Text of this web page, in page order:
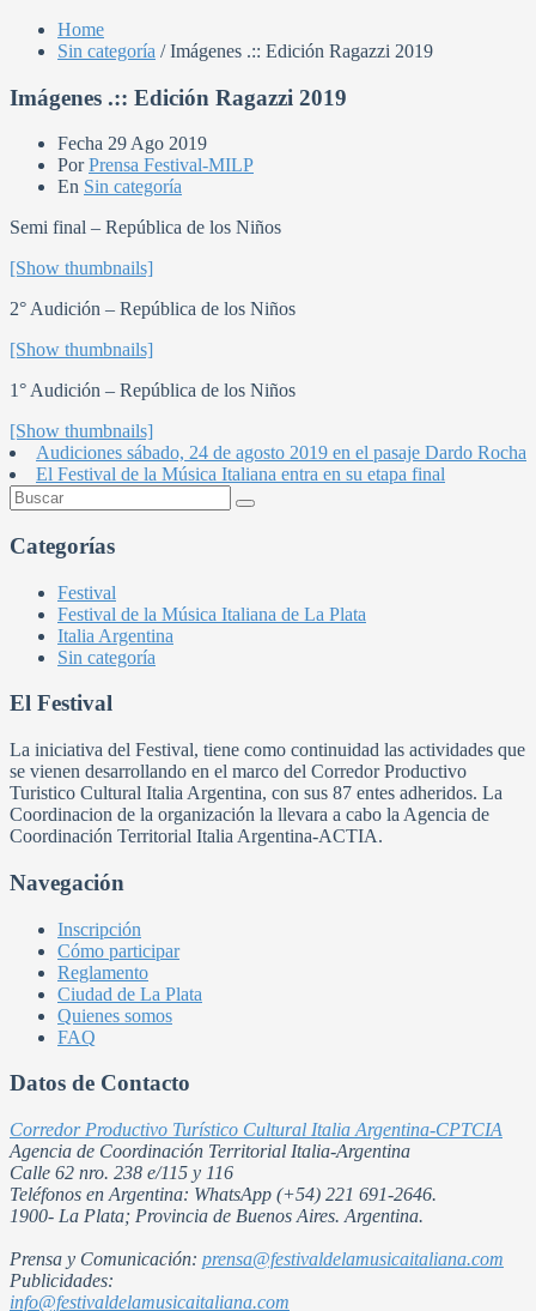
Home
Sin categoría /Imágenes .:: Edición Ragazzi 2019
Imágenes .:: Edición Ragazzi 2019
Fecha 29 Ago 2019
PorPrensa Festival-MILP
En Sin categoría
Semi final – República de los Niños
[Show thumbnails]
2° Audición – República de los Niños
[Show thumbnails]
1° Audición – República de los Niños
[Show thumbnails]
Audiciones sábado, 24 de agosto 2019 en el pasaje Dardo Rocha
El Festival de la Música Italiana entra en su etapa final
Categorías
Festival
Festival de la Música Italiana de La Plata
Italia Argentina
Sin categoría
El Festival
La iniciativa del Festival, tiene como continuidad las actividades que
se vienen desarrollando en el marco del Corredor Productivo
Turistico Cultural Italia Argentina, con sus 87 entes adheridos. La
Coordinacion de la organización la llevara a cabo la Agencia de
Coordinación Territorial Italia Argentina-ACTIA.
Navegación
Inscripción
Cómo participar
Reglamento
Ciudad de La Plata
Quienes somos
FAQ
Datos de Contacto
Corredor Productivo Turístico Cultural Italia Argentina-CPTCIA
Agencia de Coordinación Territorial Italia-Argentina
Calle 62 nro. 238 e/115 y 116
Teléfonos en Argentina: WhatsApp (+54) 221 691-2646.
1900- La Plata; Provincia de Buenos Aires. Argentina.
Prensa y Comunicación: prensa@festivaldelamusicaitaliana.com
Publicidades:
info@festivaldelamusicaitaliana.com